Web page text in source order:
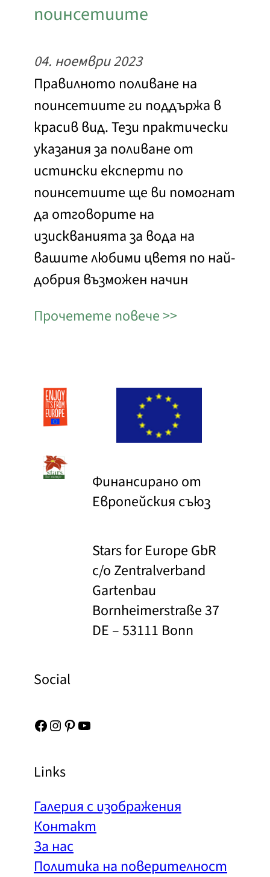
поинсетиите
04. ноември 2023
Правилното поливане на
поинсетиите ги поддържа в
красив вид. Тези практически
указания за поливане от
истински експерти по
поинсетиите ще ви помогнат
да отговорите на
изискванията за вода на
вашите любими цветя по най-
добрия възможен начин
Прочетете повече
Финансирано от
Европейския съюз
Stars for Europe GbR
c/o Zentralverband
Gartenbau
Bornheimerstraße 37
DE – 53111 Bonn
Social
Facebook Instagram Pinterest YouTube
Links
Галерия с изображения
Контакт
За нас
Политика на поверителност